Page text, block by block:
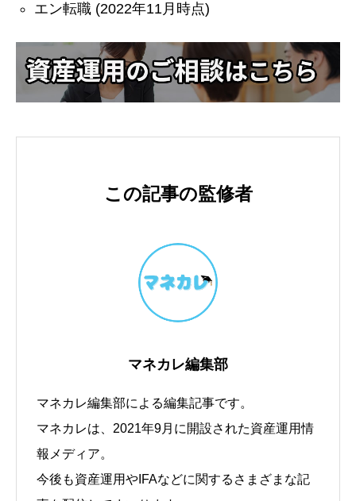
エン転職 (2022年11月時点)
この記事の監修者
マネカレ編集部
マネカレ編集部による編集記事です。
マネカレは、2021年9月に開設された資産運用情
報メディア。
今後も資産運用やIFAなどに関するさまざまな記